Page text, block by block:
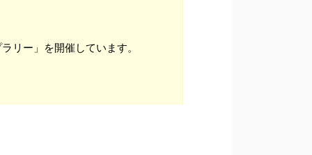
リー」を開催しています。